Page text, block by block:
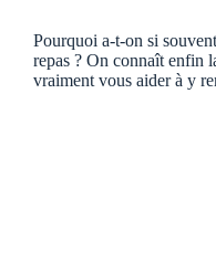
Pourquoi a-t-on si
repas ? On connaît enfin
vraiment vous aider à y